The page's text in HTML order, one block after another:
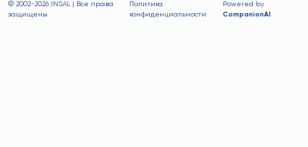
© 2002-2026 INSAL | Все права
защищены
Политика
конфиденциальности
Powered by
CompanionAI